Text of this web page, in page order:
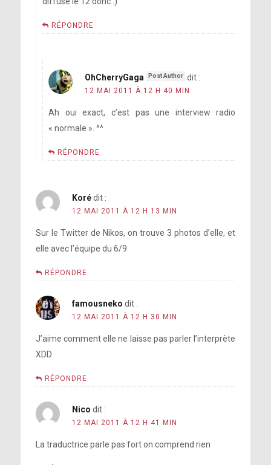
RÉPONDRE
OhCherryGaga dit :
12 MAI 2011 À 12 H 40 MIN
Ah oui exact, c’est pas une interview radio
« normale ». ^^
RÉPONDRE
Koré dit :
12 MAI 2011 À 12 H 13 MIN
Sur le Twitter de Nikos, on trouve 3 photos d’elle, et
elle avec l’équipe du 6/9
RÉPONDRE
famousneko dit :
12 MAI 2011 À 12 H 30 MIN
J’aime comment elle ne laisse pas parler l’interprète
XDD
RÉPONDRE
Nico dit :
12 MAI 2011 À 12 H 41 MIN
La traductrice parle pas fort on comprend rien